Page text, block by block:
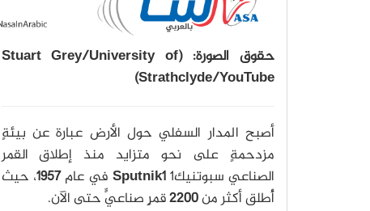
حقوق الصورة: (Stuart Grey/University of
Strathclyde/YouTube)
أصبح المدار السفلي حول الأرض عبارة عن بيئةٍ
مزدحمةٍ على نحو متزايد منذ إطلاق القمر
الصناعي سبوتنيك1 Sputnik1 في عام1957، حيث
أُطلق أكثر من2200قمرٍ صناعيٍّ حتى الآن.